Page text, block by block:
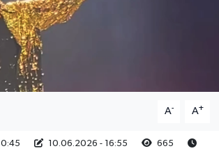
A- A+
10.06.2026 - 16:55
665